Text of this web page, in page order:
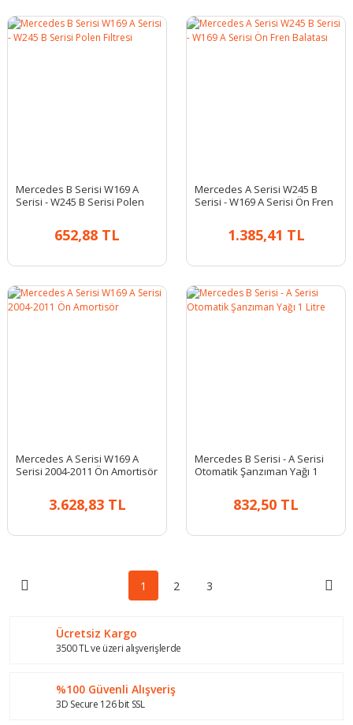
Mercedes B Serisi W169 A
Serisi - W245 B Serisi Polen
652,88 TL
Mercedes A Serisi W245 B
Serisi - W169 A Serisi Ön Fren
1.385,41 TL
Mercedes A Serisi W169 A
Serisi 2004-2011 Ön Amortisör
3.628,83 TL
Mercedes B Serisi - A Serisi
Otomatik Şanzıman Yağı 1
832,50 TL
1 2 3
Ücretsiz Kargo
3500 TL ve üzeri alışverişlerde
%100 Güvenli Alışveriş
3D Secure 126 bit SSL